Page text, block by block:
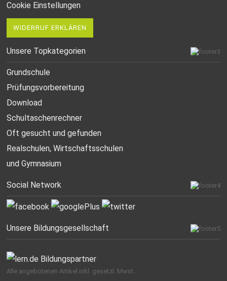
Cookie Einstellungen
WIDERRUF ERKLÄREN
Unsere Topkategorien
Grundschule
Prüfungsvorbereitung
Download
Schultaschenrechner
Oft gesucht und gefunden
Realschulen,Wirtschaftsschulen
und Gymnasium
Social Network
Unsere Bildungsgesellschaft
Alle angebotenen Artikel inkl. gesetzl. Mwst..